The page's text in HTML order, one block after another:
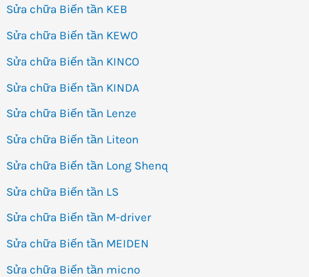
Sửa chữa Biến tần KEB
Sửa chữa Biến tần KEWO
Sửa chữa Biến tần KINCO
Sửa chữa Biến tần KINDA
Sửa chữa Biến tần Lenze
Sửa chữa Biến tần Liteon
Sửa chữa Biến tần Long Shenq
Sửa chữa Biến tần LS
Sửa chữa Biến tần M-driver
Sửa chữa Biến tần MEIDEN
Sửa chữa Biến tần micno